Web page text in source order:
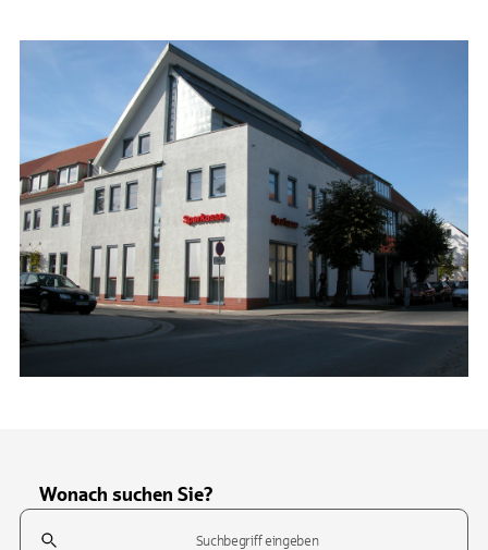
Wonach suchen Sie?
Suchfeld